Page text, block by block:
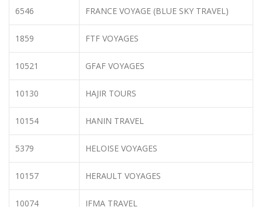
6546 FRANCE VOYAGE (BLUE SKY TRAVEL)
1859 FTF VOYAGES
10521 GFAF VOYAGES
10130 HAJIR TOURS
10154 HANIN TRAVEL
5379 HELOISE VOYAGES
10157 HERAULT VOYAGES
10074 IFMA TRAVEL